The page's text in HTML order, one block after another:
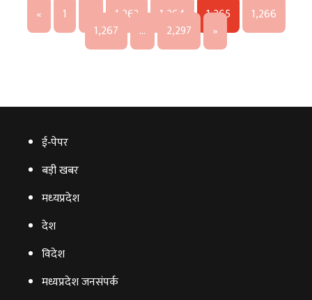
« 1 1,263 1,264 1,265
1,266
1,267
… 2,297 »
ई‑पेपर
बड़ी खबर
मध्‍यप्रदेश
देश
विदेश
मध्यप्रदेश जनसंपर्क